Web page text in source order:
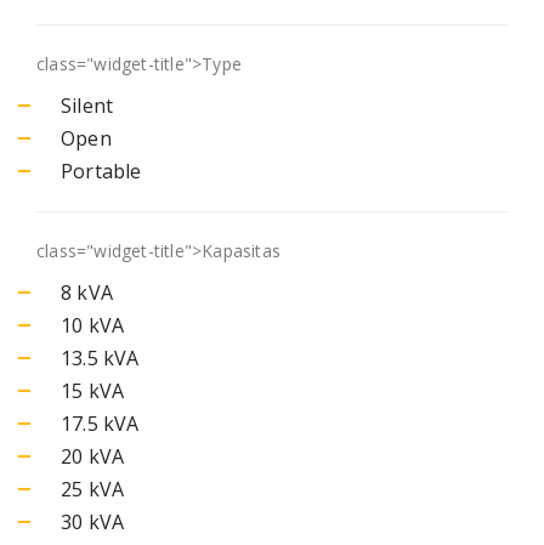
class="widget-title">Type
Silent
Open
Portable
class="widget-title">Kapasitas
8 kVA
10 kVA
13.5 kVA
15 kVA
17.5 kVA
20 kVA
25 kVA
30 kVA